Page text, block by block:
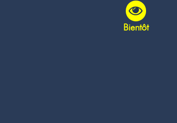
Bientôt